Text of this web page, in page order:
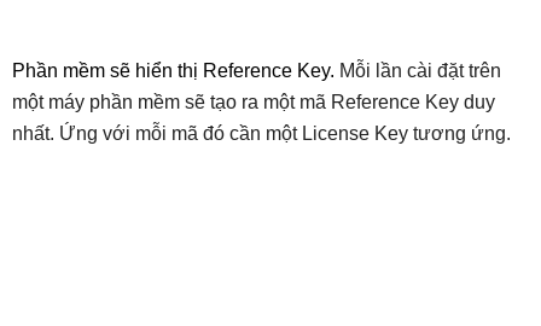
Phần mềm sẽ hiển thị Reference Key. Mỗi lần cài đặt trên
một máy phần mềm sẽ tạo ra một mã Reference Key duy
nhất. Ứng với mỗi mã đó cần một License Key tương ứng.